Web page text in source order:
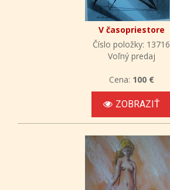
V časopriestore
Číslo položky: 13716
Voľný predaj
Cena: 100 €
ZOBRAZIŤ